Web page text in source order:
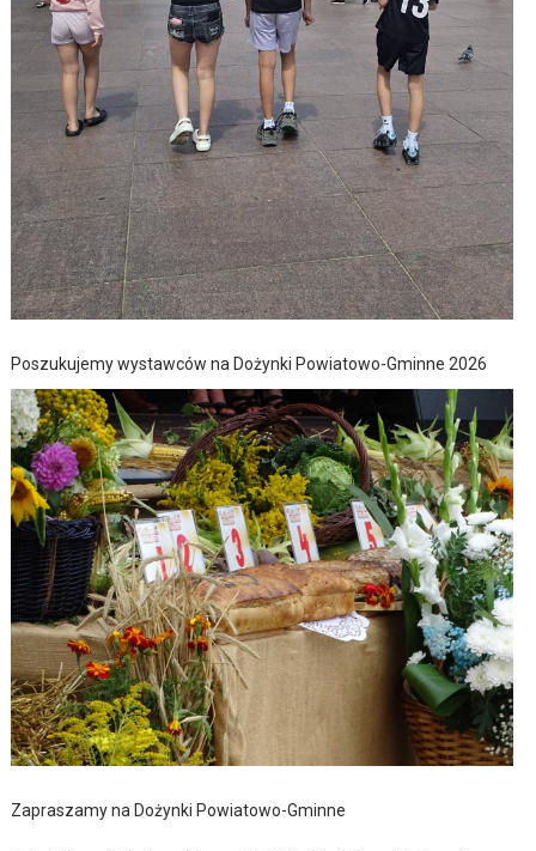
Poszukujemy wystawców na Dożynki Powiatowo-Gminne 2026
Zapraszamy na Dożynki Powiatowo-Gminne